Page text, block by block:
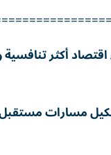
اقتصاد أكثر
مسارات مستقبل